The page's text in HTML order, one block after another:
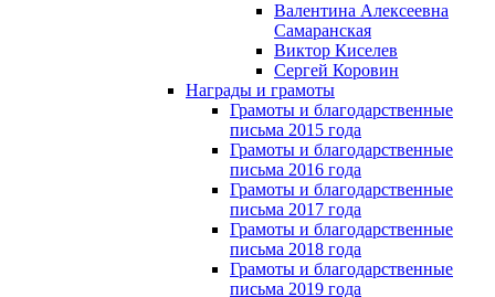
Валентина Алексеевна
Самаранская
Виктор Киселев
Сергей Коровин
Награды и грамоты
Грамоты и благодарственные
письма 2015 года
Грамоты и благодарственные
письма 2016 года
Грамоты и благодарственные
письма 2017 года
Грамоты и благодарственные
письма 2018 года
Грамоты и благодарственные
письма 2019 года